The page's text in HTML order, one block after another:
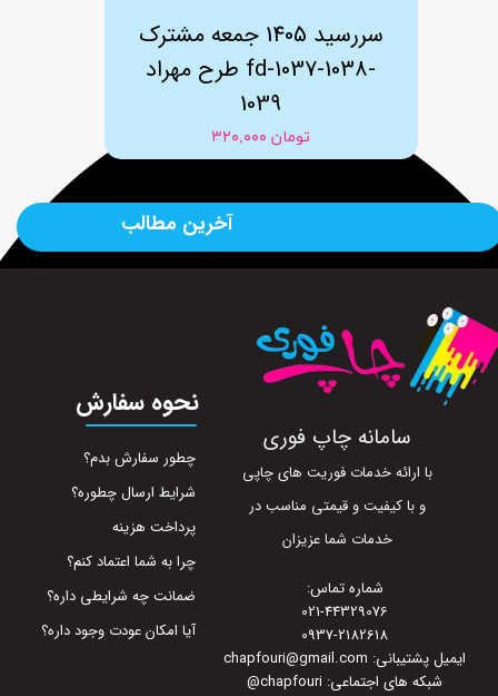
سررسید 1405 جمعه مشترک
طرح مهراد fd-1037-1038-
1039
۳۲۰,۰۰۰ تومان
آخرین مطالب
سامانه چاپ فوری
با ارائه خدمات فوریت های چاپی
و با کیفیت و قیمتی مناسب در
خدمات شما عزیزان
شماره تماس:
021-44329076
0937-2182618
ایمیل پشتیبانی: chapfouri@gmail.com
شبکه های اجتماعی: chapfouri
@
نحوه سفارش
چطور سفارش بدم؟
شرایط ارسال چطوره؟
پرداخت هزینه
چرا به شما اعتماد کنم؟
ضمانت چه شرایطی داره؟
آیا امکان عودت وجود داره؟